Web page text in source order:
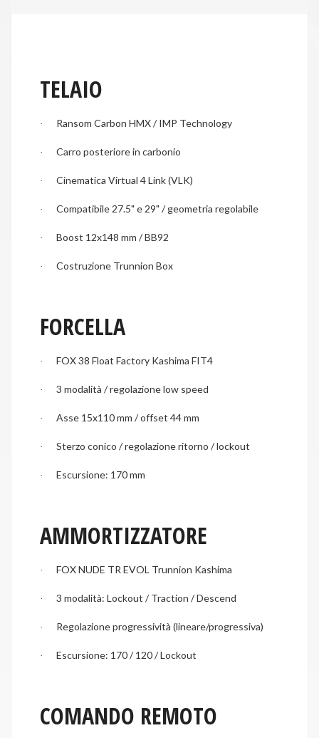
TELAIO
· Ransom Carbon HMX / IMP Technology
· Carro posteriore in carbonio
· Cinematica Virtual 4 Link (VLK)
· Compatibile 27.5" e 29" / geometria regolabile
· Boost 12x148 mm / BB92
· Costruzione Trunnion Box
FORCELLA
· FOX 38 Float Factory Kashima FIT4
· 3 modalità / regolazione low speed
· Asse 15x110 mm / offset 44 mm
· Sterzo conico / regolazione ritorno / lockout
· Escursione: 170 mm
AMMORTIZZATORE
· FOX NUDE TR EVOL Trunnion Kashima
· 3 modalità: Lockout / Traction / Descend
· Regolazione progressività (lineare/progressiva)
· Escursione: 170 / 120 / Lockout
COMANDO REMOTO